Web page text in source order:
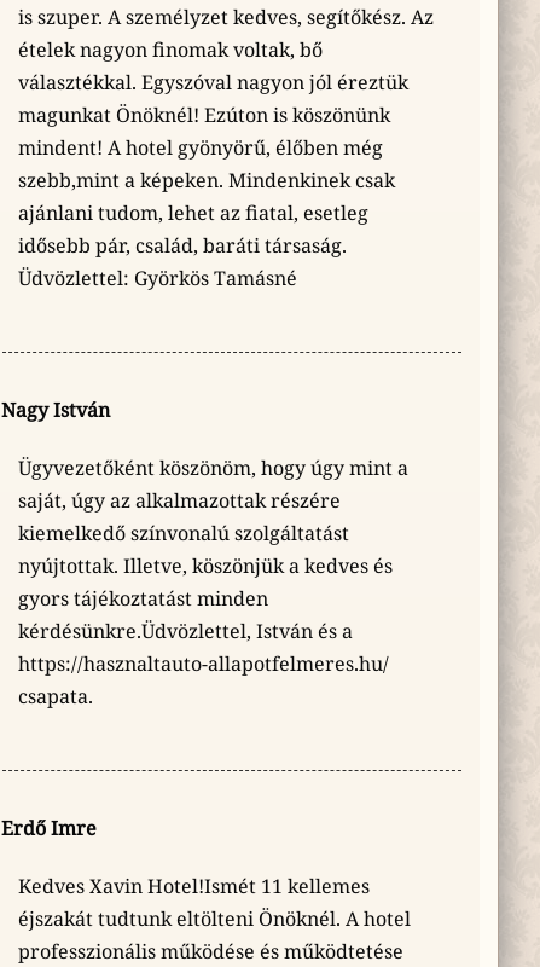
is szuper. A személyzet kedves, segítőkész. Az
ételek nagyon finomak voltak, bő
választékkal. Egyszóval nagyon jól éreztük
magunkat Önöknél! Ezúton is köszönünk
mindent! A hotel gyönyörű, élőben még
szebb,mint a képeken. Mindenkinek csak
ajánlani tudom, lehet az fiatal, esetleg
idősebb pár, család, baráti társaság.
Üdvözlettel: Györkös Tamásné
Nagy István
Ügyvezetőként köszönöm, hogy úgy mint a
saját, úgy az alkalmazottak részére
kiemelkedő színvonalú szolgáltatást
nyújtottak. Illetve, köszönjük a kedves és
gyors tájékoztatást minden
kérdésünkre.Üdvözlettel, István és a
https://hasznaltauto-allapotfelmeres.hu/
csapata.
Erdő Imre
Kedves Xavin Hotel!Ismét 11 kellemes
éjszakát tudtunk eltölteni Önöknél. A hotel
professzionális működése és működtetése